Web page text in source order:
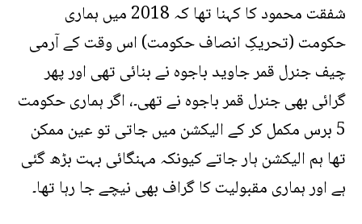
شفقت محمود کا کہنا تھا کہ 2018 میں ہماری
حکومت (تحریکِ انصاف حکومت) اس وقت کے آرمی
چیف جنرل قمر جاوید باجوہ نے بنائی تھی اور پھر
گرائی بھی جنرل قمر باجوہ نے تھی۔، اگر ہماری حکومت
5 برس مکمل کر کے الیکشن میں جاتی تو عین ممکن
تھا ہم الیکشن ہار جاتے کیونکہ مہنگائی بہت بڑھ گئی
ہے اور ہماری مقبولیت کا گراف بھی نیچے جا رہا تھا۔